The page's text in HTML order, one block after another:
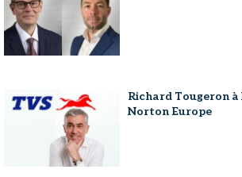
Richard Tougeron à
Norton Europe